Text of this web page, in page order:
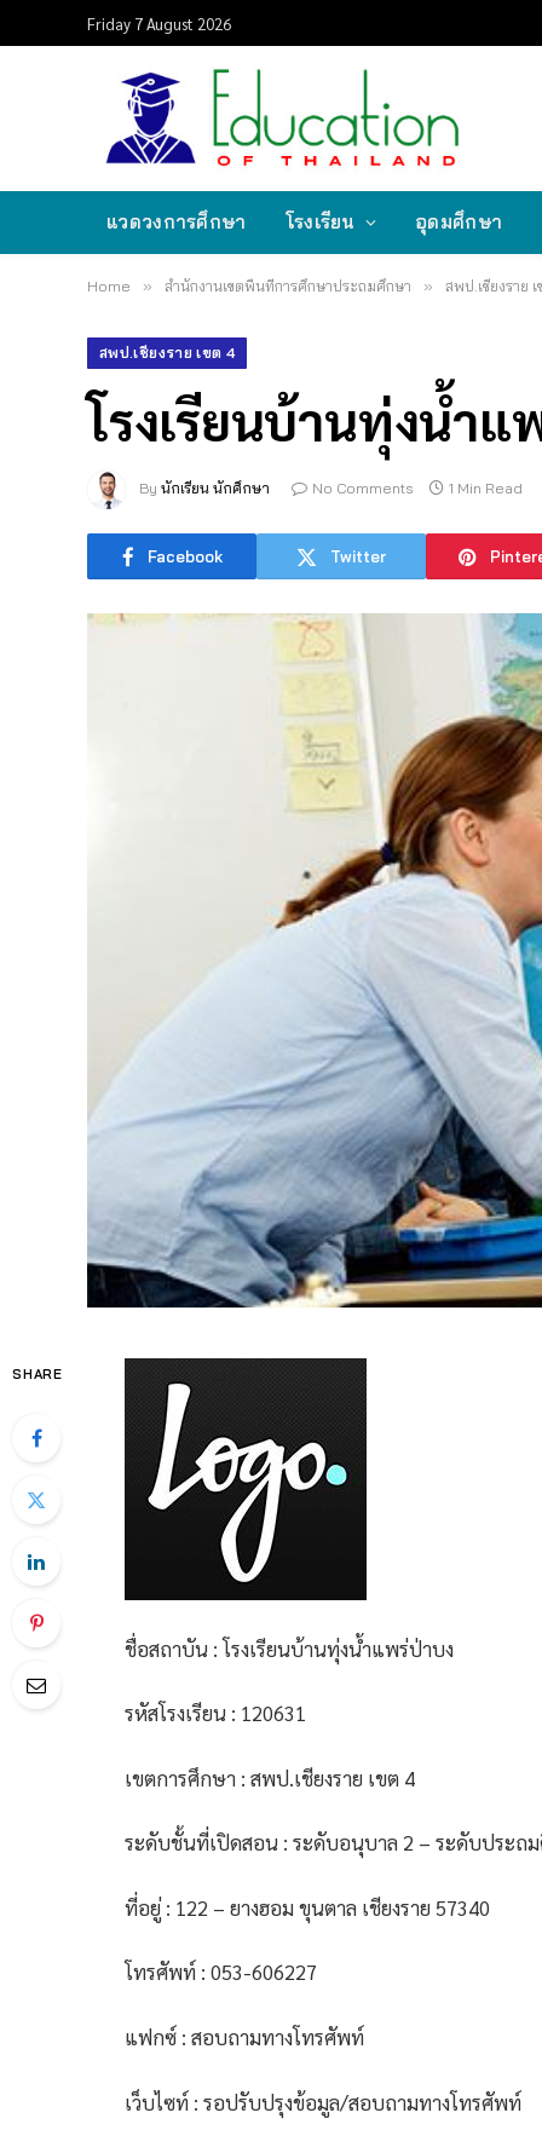
Friday 7 August 2026
แวดวงการศึกษา โรงเรียน อุดมศึกษา
Home » สำนักงานเขตพื้นที่การศึกษาประถมศึกษา » สพป.เชียงราย เ
สพป.เชียงราย เขต 4
โรงเรียนบ้านทุ่งน้ำแ
By นักเรียน นักศึกษา No Comments 1 Min Read
Facebook Twitter
SHARE
ชื่อสถาบัน : โรงเรียนบ้านทุ่งน้ำแพร่ป่าบง
รหัสโรงเรียน : 120631
เขตการศึกษา : สพป.เชียงราย เขต 4
ระดับชั้นที่เปิดสอน : ระดับอนุบาล 2 – ระดับประถ
ที่อยู่ : 122 – ยางฮอม ขุนตาล เชียงราย 57340
โทรศัพท์ : 053-606227
แฟกซ์ : สอบถามทางโทรศัพท์
เว็บไซท์ : รอปรับปรุงข้อมูล/สอบถามทางโทรศัพท์